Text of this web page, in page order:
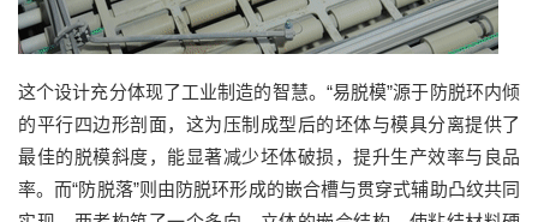
这个设计充分体现了工业制造的智慧。 “易脱模”源于防脱环内倾
的平行四边形剖面，这为压制成型后的坯体与模具分离提供了
最佳的脱模斜度，能显著减少坯体破损，提升生产效率与良品
率。而“防脱落”则由防脱环形成的嵌合槽与贯穿式辅助凸纹共同